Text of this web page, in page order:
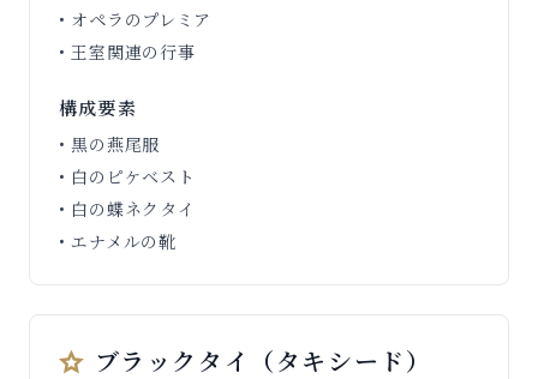
• オペラのプレミア
• 王室関連の行事
構成要素
• 黒の燕尾服
• 白のピケベスト
• 白の蝶ネクタイ
• エナメルの靴
ブラックタイ（タキシード）